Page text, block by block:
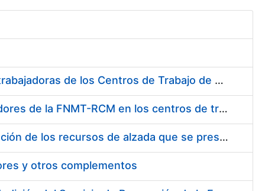
Suministro de Protectores Auditivos a medida para las personas trabajadoras de los Centros de Trabajo de Madrid y Burgos
Suministro de gafas graduadas antiproyecciones para los trabajadores de la FNMT-RCM en los centros de trabajo de Madrid y Burgos
Servicios de una empresa externa para el asesoramiento y resolución de los recursos de alzada que se presentan relacionados con procesos de selección para la FNMT-RCM
y otros complementos